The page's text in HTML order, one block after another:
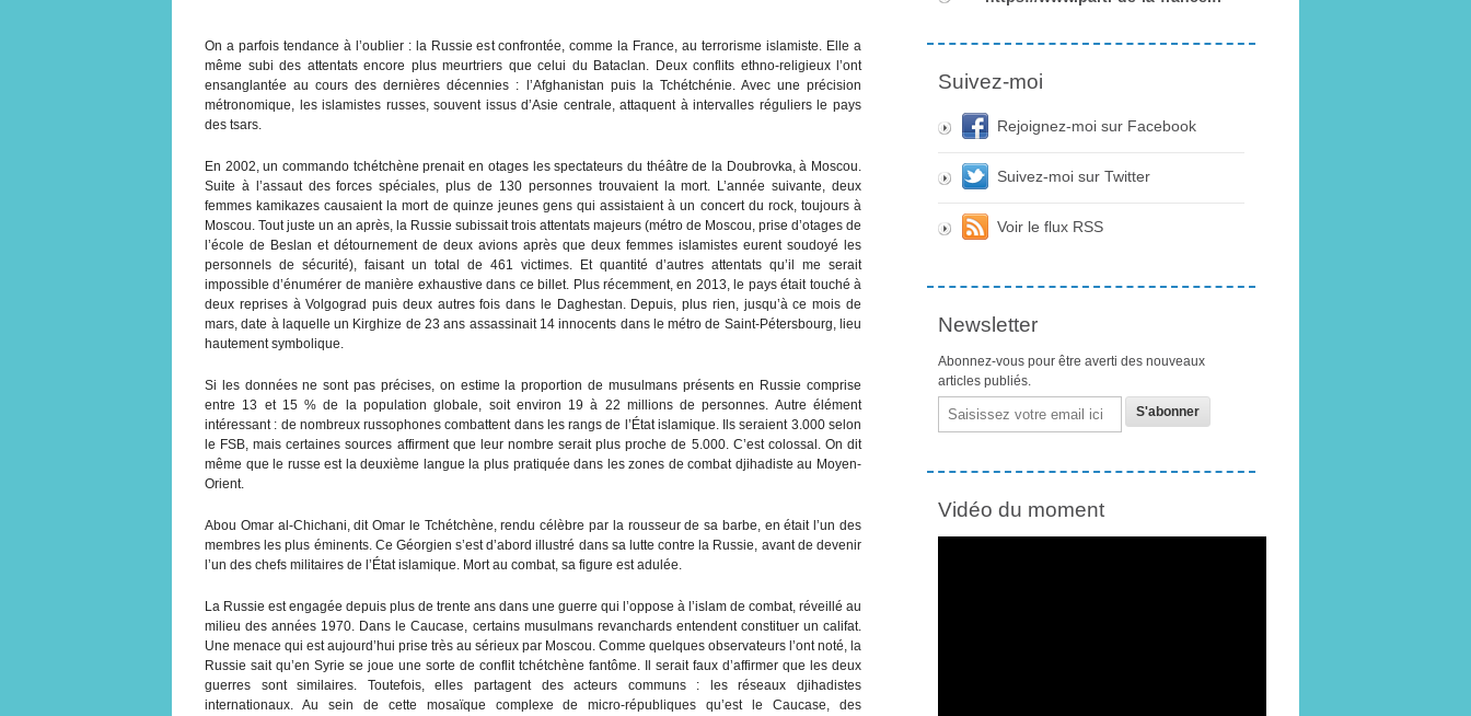
On a parfois tendance à l’oublier : la Russie est confrontée, comme la France, au terrorisme islamiste. Elle a
même subi des attentats encore plus meurtriers que celui du Bataclan. Deux conflits ethno-religieux l’ont
ensanglantée au cours des dernières décennies : l’Afghanistan puis la Tchétchénie. Avec une précision
métronomique, les islamistes russes, souvent issus d’Asie centrale, attaquent à intervalles réguliers le pays
des tsars.
En 2002, un commando tchétchène prenait en otages les spectateurs du théâtre de la Doubrovka, à Moscou.
Suite à l’assaut des forces spéciales, plus de 130 personnes trouvaient la mort. L’année suivante, deux
femmes kamikazes causaient la mort de quinze jeunes gens qui assistaient à un concert du rock, toujours à
Moscou. Tout juste un an après, la Russie subissait trois attentats majeurs (métro de Moscou, prise d’otages de
l’école de Beslan et détournement de deux avions après que deux femmes islamistes eurent soudoyé les
personnels de sécurité), faisant un total de 461 victimes. Et quantité d’autres attentats qu’il me serait
impossible d’énumérer de manière exhaustive dans ce billet. Plus récemment, en 2013, le pays était touché à
deux reprises à Volgograd puis deux autres fois dans le Daghestan. Depuis, plus rien, jusqu’à ce mois de
mars, date à laquelle un Kirghize de 23 ans assassinait 14 innocents dans le métro de Saint-Pétersbourg, lieu
hautement symbolique.
Si les données ne sont pas précises, on estime la proportion de musulmans présents en Russie comprise
entre 13 et 15 % de la population globale, soit environ 19 à 22 millions de personnes. Autre élément
intéressant : de nombreux russophones combattent dans les rangs de l’État islamique. Ils seraient 3.000 selon
le FSB, mais certaines sources affirment que leur nombre serait plus proche de 5.000. C’est colossal. On dit
même que le russe est la deuxième langue la plus pratiquée dans les zones de combat djihadiste au Moyen-
Orient.
Abou Omar al-Chichani, dit Omar le Tchétchène, rendu célèbre par la rousseur de sa barbe, en était l’un des
membres les plus éminents. Ce Géorgien s’est d’abord illustré dans sa lutte contre la Russie, avant de devenir
l’un des chefs militaires de l’État islamique. Mort au combat, sa figure est adulée.
La Russie est engagée depuis plus de trente ans dans une guerre qui l’oppose à l’islam de combat, réveillé au
milieu des années 1970. Dans le Caucase, certains musulmans revanchards entendent constituer un califat.
Une menace qui est aujourd’hui prise très au sérieux par Moscou. Comme quelques observateurs l’ont noté, la
Russie sait qu’en Syrie se joue une sorte de conflit tchétchène fantôme. Il serait faux d’affirmer que les deux
guerres sont similaires. Toutefois, elles partagent des acteurs communs : les réseaux djihadistes
internationaux. Au sein de cette mosaïque complexe de micro-républiques qu’est le Caucase, des
Suivez-moi
Rejoignez-moi sur Facebook
Suivez-moi sur Twitter
Voir le flux RSS
Newsletter
Abonnez-vous pour être averti des nouveaux
articles publiés.
Email
Vidéo du moment